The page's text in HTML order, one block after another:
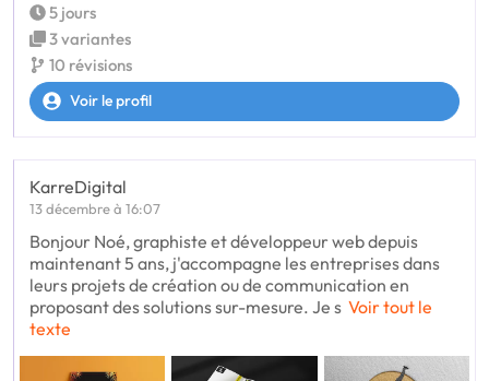
5 jours
3 variantes
10 révisions
Voir le profil
KarreDigital
13 décembre à 16:07
Bonjour Noé, graphiste et développeur web depuis
maintenant 5 ans, j'accompagne les entreprises dans
leurs projets de création ou de communication en
proposant des solutions sur-mesure. Je s Voir tout le
texte